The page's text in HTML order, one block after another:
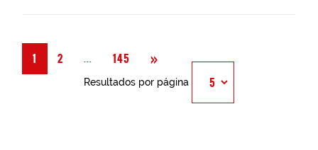
1 2 Página
... 145 » Siguiente
Resultados por página